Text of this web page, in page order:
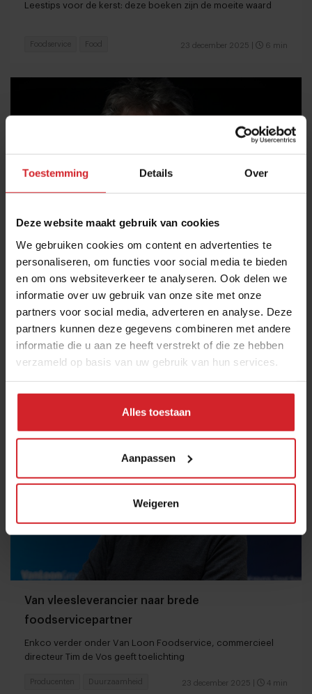
Toestemming Details Over
Deze website maakt gebruik van cookies
We gebruiken cookies om content en advertenties te
personaliseren, om functies voor social media te bieden
en om ons websiteverkeer te analyseren. Ook delen we
informatie over uw gebruik van onze site met onze
partners voor social media, adverteren en analyse. Deze
partners kunnen deze gegevens combineren met andere
informatie die u aan ze heeft verstrekt of die ze hebben
verzameld op basis van uw gebruik van hun services.
Alles toestaan
Aanpassen
Weigeren
Leestips voor de kerst: deze boeken zijn de moeite waard
23 december 2025 6 min
Foodservice Food
Over huilmerken, de zoetgolf en loodzware
borrelplanken
2025 in 4 trends volgens redacteur Ubel Zuiderveld
23 december 2025| 4 min
Restaurants Food
Van vleesleverancier naar brede
foodservicepartner
Enkco verder onder Van Loon Foodservice, commercieel
directeur Tim de Vos geeft toelichting
23 december 2025 4 min
Producenten Duurzaamheid